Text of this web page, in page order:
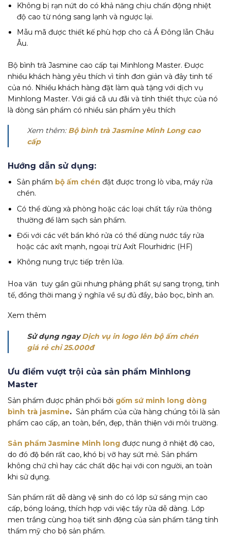
Không bị rạn nứt do có khả năng chịu chấn động nhiệt
độ cao từ nóng sang lạnh và ngược lại.
Mẫu mã được thiết kế phù hợp cho cả Á Đông lẫn Châu
Âu.
Bộ bình trà Jasmine cao cấp tại Minhlong Master. Được
nhiều khách hàng yêu thích vì tính đơn giản và đây tinh tế
của nó. Nhiều khách hàng đặt làm quà tặng với dịch vụ
Minhlong Master. Với giá cã ưu đãi và tính thiết thực của nó
là dòng sản phẩm có nhiều sản phẩm yêu thích
Xem thêm: Bộ bình trà Jasmine Minh Long cao
cấp
Hướng dẫn sử dụng:
Sản phẩm bộ ấm chén đặt được trong lò viba, máy rửa
chén.
Có thể dùng xà phòng hoặc các loại chất tẩy rửa thông
thường để làm sạch sản phẩm.
Đối với các vết bẩn khó rửa có thể dùng nước tẩy rửa
hoặc các axít mạnh, ngoại trừ Axít Flourhidric (HF)
Không nung trực tiếp trên lửa.
Hoa văn tuy gần gũi nhưng phảng phất sự sang trọng, tinh
tế, đồng thời mang ý nghĩa về sự đủ đầy, bảo bọc, bình an.
Xem thêm
Sử dụng ngayDịch vụ in logo lên bộ ấm chén
giá rẻ chỉ 25.000đ
Ưu điểm vượt trội của sản phẩm Minhlong
Master
Sản phẩm được phân phối bởi gốm sứ minh long dòng
bình trà jasmine. Sản phẩm của cửa hàng chúng tôi là sản
phẩm cao cấp, an toàn, bền, đẹp, thân thiện với môi trường.
Sản phẩm Jasmine Minh long được nung ở nhiệt độ cao,
do đó độ bền rất cao, khó bị vỡ hay sứt mẻ. Sản phẩm
không chứ chì hay các chất dộc hại với con người, an toàn
khi sử dụng.
Sản phẩm rất dễ dàng vệ sinh do có lớp sứ sáng mịn cao
cấp, bóng loáng, thích hợp với việc tẩy rửa dễ dàng. Lớp
men trắng cùng hoạ tiết sinh động của sản phẩm tăng tính
thẩm mỹ cho bộ sản phẩm.